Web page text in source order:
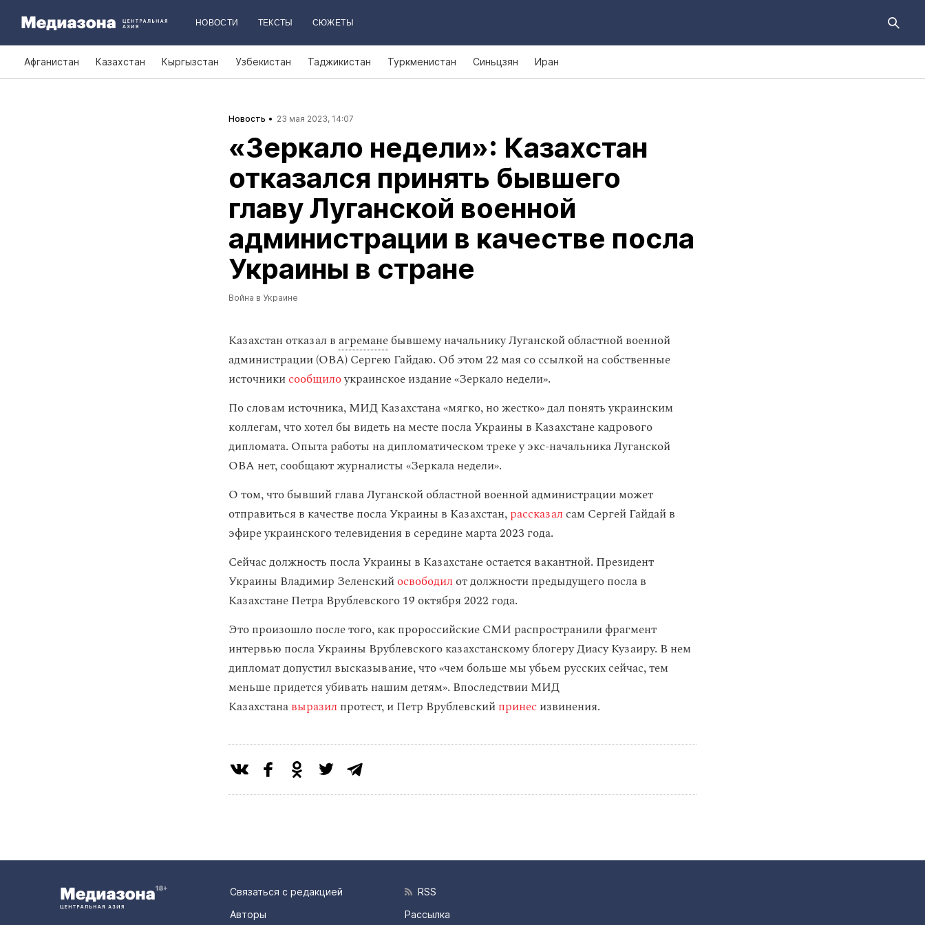
НОВОСТИ ТЕКСТЫ СЮЖЕТЫ
Афганистан Казахстан Кыргызстан Узбекистан Таджикистан Туркменистан Синьцзян Иран
Новость 23 мая 2023, 14:07
«Зеркало недели»: Казахстан
отказался принять бывшего
главу Луганской военной
администрации в качестве посла
Украины в стране
Война в Украине
Казахстан отказал вагреманебывшему начальнику Луганской областной военной
администрации (ОВА) Сергею Гайдаю. Об этом 22 мая со ссылкой на собственные
источникисообщилоукраинское издание «Зеркало недели».
По словам источника, МИД Казахстана «мягко, но жестко» дал понять украинским
коллегам, что хотел бы видеть на месте посла Украины в Казахстане кадрового
дипломата. Опыта работы на дипломатическом треке у экс-начальника Луганской
ОВА нет, сообщают журналисты «Зеркала недели».
О том, что бывший глава Луганской областной военной администрации может
отправиться в качестве посла Украины в Казахстан,рассказалсам Сергей Гайдай в
эфире украинского телевидения в середине марта 2023 года.
Сейчас должность посла Украины в Казахстане остается вакантной. Президент
Украины Владимир Зеленскийосвободил от должности предыдущего посла в
Казахстане Петра Врублевского 19 октября 2022 года.
Это произошло после того, как пророссийские СМИ распространили фрагмент
интервью посла Украины Врублевского казахстанскому блогеру Диасу Кузаиру. В нем
дипломат допустил высказывание, что «чем больше мы убьем русских сейчас, тем
меньше придется убивать нашим детям». Впоследствии МИД
Казахстанавыразил протест, и Петр Врублевскийпринесизвинения.
Связаться с редакцией
Авторы
RSS
Рассылка